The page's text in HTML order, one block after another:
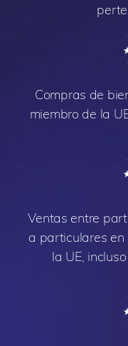
Compras de
miembro de la
Ventas entre
a particulares en
la UE,